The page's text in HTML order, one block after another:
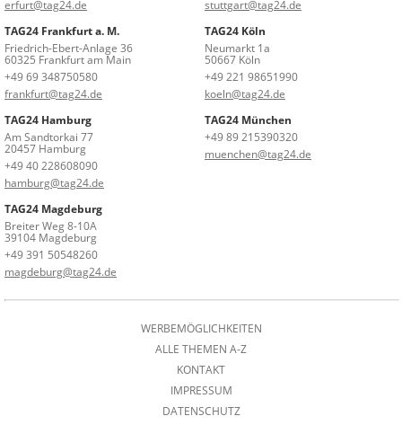
erfurt@tag24.de
stuttgart@tag24.de
TAG24 Frankfurt a. M.
Friedrich-Ebert-Anlage 36
60325 Frankfurt am Main
+49 69 348750580
frankfurt@tag24.de
TAG24 Köln
Neumarkt 1a
50667 Köln
+49 221 98651990
koeln@tag24.de
TAG24 Hamburg
Am Sandtorkai 77
20457 Hamburg
+49 40 228608090
hamburg@tag24.de
TAG24 München
+49 89 215390320
muenchen@tag24.de
TAG24 Magdeburg
Breiter Weg 8-10A
39104 Magdeburg
+49 391 50548260
magdeburg@tag24.de
WERBEMÖGLICHKEITEN
ALLE THEMEN A-Z
KONTAKT
IMPRESSUM
DATENSCHUTZ